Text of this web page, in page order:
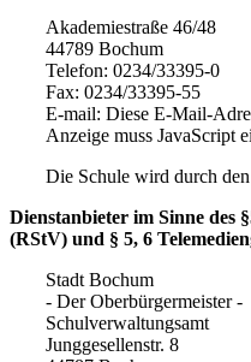
Akademiestraße 46/48
44789 Bochum
Telefon: 0234/33395-0
Fax: 0234/33395-55
E-mail: Diese E-Mail-
Anzeige muss JavaScript
Die Schule wird durch
Dienstanbieter im Sinne des
(RStV) und § 5, 6
Stadt Bochum
- Der Oberbürgermeister -
Schulverwaltungsamt
Junggesellenstr. 8